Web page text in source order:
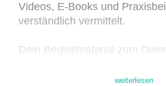
Videos, E-Books und
verständlich vermittelt.
Dein Begleitmaterial zum
Videopräsentation) sowie 3
weiterlesen